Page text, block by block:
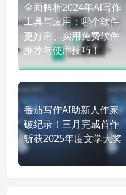
全面解析2024年AI写作
工具与应用：哪个软件
更好用、实用免费软件
推荐与使用技巧！
番茄写作AI助新人作家
破纪录！三月完成首作
斩获2025年度文学大奖